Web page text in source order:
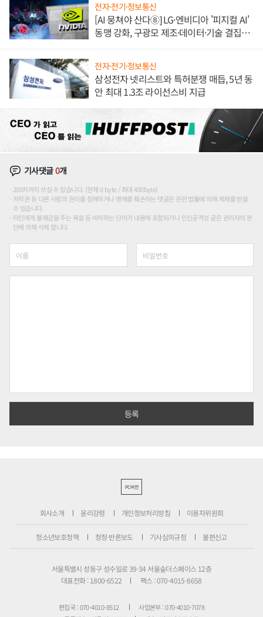
전자·전기·정보통신
[AI 뭉쳐야 산다⑧] LG·엔비디아 '피지컬 AI'
동맹 강화, 구광모 제조·데이터·기술 결집
전자·전기·정보통신
삼성전자 넷리스트와 특허분쟁 매듭, 5년 동
안 최대 1.3조 라이선스비 지급
기사댓글0개
200자까지 쓰실 수 있습니다. (현재 0 byte / 최대 400byte)
저작권 등 다른 사람의 권리를 침해하거나 명예를 훼손하는 댓글은 관련 법률에 의해 제재를 받을
수 있습니다.
타인에게 불쾌감을 주는 욕설 등 비하하는 단어가 내용에 포함되거나 인신공격성 글은 관리자의 판
단에 의해 삭제 합니다.
PC버전
회사소개 윤리강령 개인정보처리방침 이용자위원회
청소년보호정책 정정·반론보도 기사심의규정 불편신고
서울특별시 성동구 성수일로 39-34 서울숲더스페이스 12층
대표전화 : 1800-6522
팩스 : 070-4015-8658
편집국 : 070-4010-8512
사업본부 : 070-4010-7078